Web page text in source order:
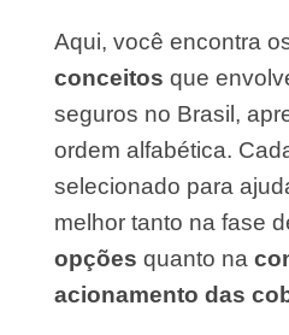
Aqui, você encontra
conceitos que
seguros no Brasil,
ordem alfabética.
selecionado para
melhor tanto na fase
opções quanto na
acionamento das